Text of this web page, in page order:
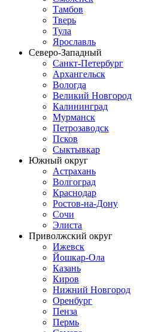
Тамбов
Тверь
Тула
Ярославль
Северо-Западный
Санкт-Петербург
Архангельск
Вологда
Великий Новгород
Калининград
Мурманск
Петрозаводск
Псков
Сыктывкар
Южный округ
Астрахань
Волгоград
Краснодар
Ростов-на-Дону
Сочи
Элиста
Приволжский округ
Ижевск
Йошкар-Ола
Казань
Киров
Нижний Новгород
Оренбург
Пенза
Пермь